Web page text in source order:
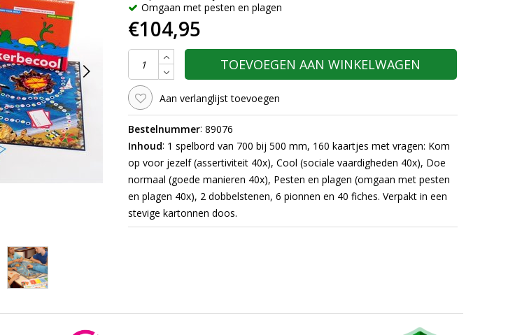
Omgaan met pesten en plagen
€104,95
TOEVOEGEN AAN WINKELWAGEN
Aan verlanglijst toevoegen
Bestelnummer: 89076
Inhoud: 1 spelbord van 700 bij 500 mm, 160 kaartjes met vragen: Kom
op voor jezelf (assertiviteit 40x), Cool (sociale vaardigheden 40x), Doe
normaal (goede manieren 40x), Pesten en plagen (omgaan met pesten
en plagen 40x), 2 dobbelstenen, 6 pionnen en 40 fiches. Verpakt in een
stevige kartonnen doos.